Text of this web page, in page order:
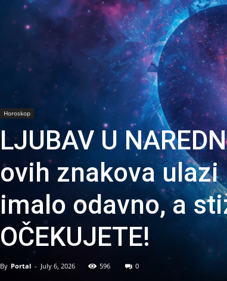
Horoskop
LJUBAV U
ovih znakova
imalo odavno, a
OČEKUJETE!
By Portal - July 6, 2026 596 0